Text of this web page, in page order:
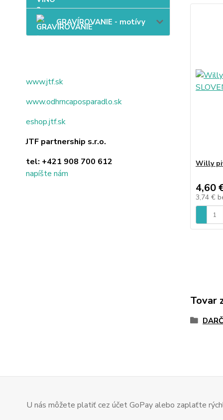
GRAVÍROVANIE - motívy
www.jtf.sk
www.odhrncaposparadlo.sk
eshop.jtf.sk
JTF partnership s.r.o.
tel: +421 908 700 612
napíšte nám
Willy
4,60
3,74 €
Tovar
U nás môžete platiť cez účet GoPay alebo zaplaťte